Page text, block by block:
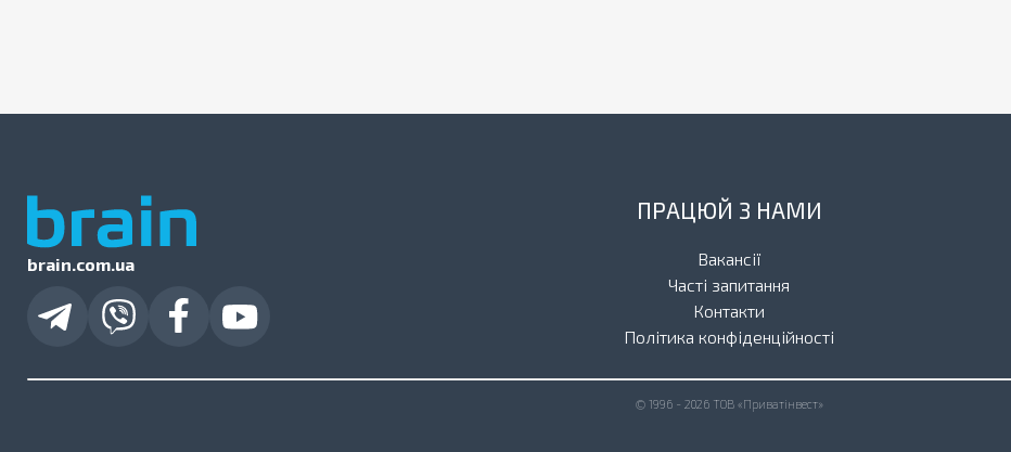
brain.com.ua
ПРАЦЮЙ З НАМИ
Вакансії
Часті запитання
Контакти
Політика конфіденційності
© 1996 - 2026 ТОВ «Приватінвест»